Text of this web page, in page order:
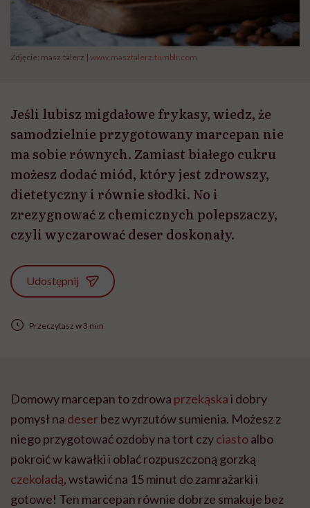
Zdjęcie: masz.talerz | www.masztalerz.tumblr.com
Jeśli lubisz migdałowe frykasy, wiedz, że
samodzielnie przygotowany marcepan nie
ma sobie równych. Zamiast białego cukru
możesz dodać miód, który jest zdrowszy,
dietetyczny i równie słodki. No i
zrezygnować z chemicznych polepszaczy,
czyli wyczarować deser doskonały.
Udostępnij
Przeczytasz w 3 min
Domowy marcepan to zdrowa przekąskai dobry
pomysł na deserbez wyrzutów sumienia. Możesz z
niego przygotować ozdoby na tort czyciastoalbo
pokroić w kawałki i oblać rozpuszczoną gorzką
czekoladą, wstawić na 15 minut do zamrażarki i
gotowe! Ten marcepan równie dobrze smakuje bez